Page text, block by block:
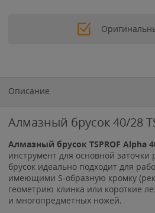
Описание
Алмазный брусок 40/28
Алмазный брусок TSPROF Alpha
инструмент для основной
брусок идеально подходит для
имеющими S-образную кромку
геометрию клинка или короткие
и многопредметных ножей.